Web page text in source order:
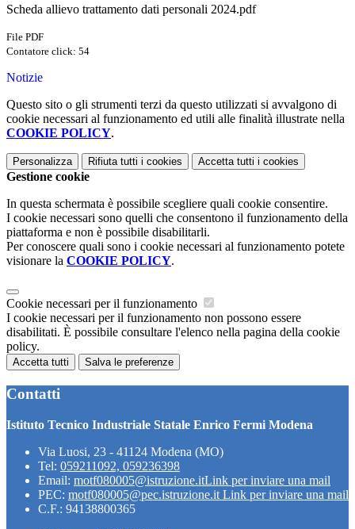
Scheda allievo trattamento dati personali 2024.pdf
File PDF
Contatore click: 54
Notizie
Questo sito o gli strumenti terzi da questo utilizzati si avvalgono di
cookie necessari al funzionamento ed utili alle finalità illustrate nella
COOKIE POLICY.
Personalizza Rifiuta tutti i cookies Accetta tutti i cookies
Gestione cookie
In questa schermata è possibile scegliere quali cookie consentire.
I cookie necessari sono quelli che consentono il funzionamento della
piattaforma e non è possibile disabilitarli.
Per conoscere quali sono i cookie necessari al funzionamento potete
visionare la COOKIE POLICY.
Cookie necessari per il funzionamento
I cookie necessari per il funzionamento non possono essere
disabilitati. È possibile consultare l'elenco nella pagina della cookie
policy.
Accetta tutti Salva le preferenze
Contatti
Istituto Tecnico Industriale Statale Enrico Fermi Modena
Via Luosi, 23 - 41124 Modena (MO)
Tel: 059211092, 059236398
Email: motf080005@istruzione.itLink per inviare una mail
PEC: motf080005@pec.istruzione.it Link per inviare una mail
C.F.: 94138800365